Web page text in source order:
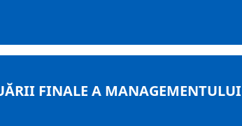
FINALE A MANAGEMENTULUI